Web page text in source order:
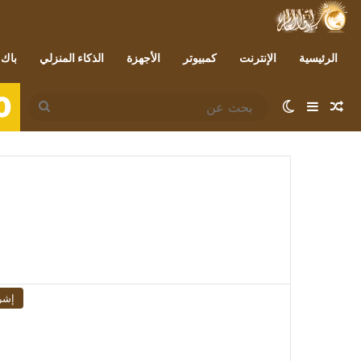
الرئيسية الإنترنت كمبيوتر الأجهزة الذكاء المنزلي
مقال عشوائي
إضافة عمود جانبي
الوضع المظلم
بحث
عن